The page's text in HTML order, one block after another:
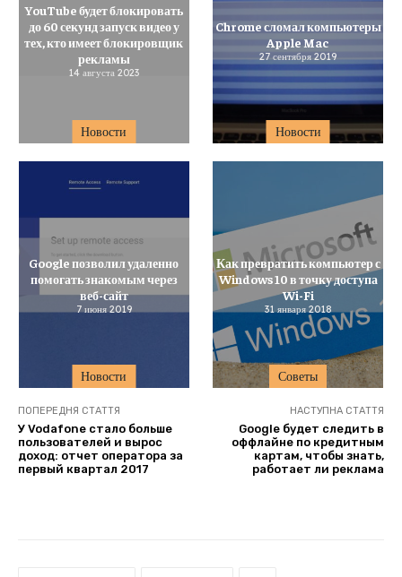
Новости
YouTube будет блокировать
до 60 секунд запуск видео у
тех, кто имеет блокировщик
рекламы
14 августа 2023
Новости
Chrome сломал компьютеры
Apple Mac
27 сентября 2019
Новости
Google позволил удаленно
помогать знакомым через
веб-сайт
7 июня 2019
Советы
Как превратить компьютер с
Windows 10 в точку доступа
Wi-Fi
31 января 2018
ПОПЕРЕДНЯ СТАТТЯ
У Vodafone стало больше
пользователей и вырос
доход: отчет оператора за
первый квартал 2017
НАСТУПНА СТАТТЯ
Google будет следить в
оффлайне по кредитным
картам, чтобы знать,
работает ли реклама